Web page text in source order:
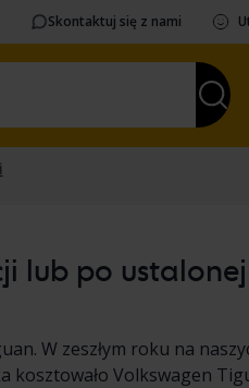
Skontaktuj się z nami
lub po ustalonej
W zeszłym roku na
kosztowało Volkswagen